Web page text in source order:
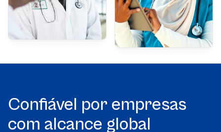
Confiável por empresas
com alcance global